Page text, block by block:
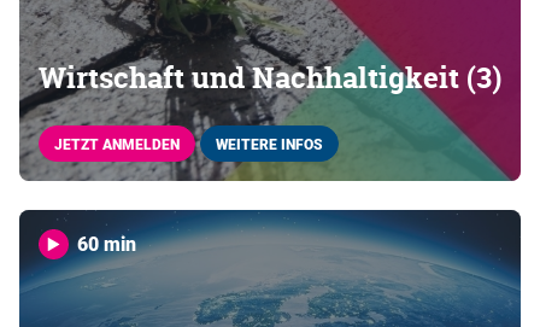
Wirtschaft und Nachhaltigkeit (3)
JETZT ANMELDEN WEITERE INFOS
60 min